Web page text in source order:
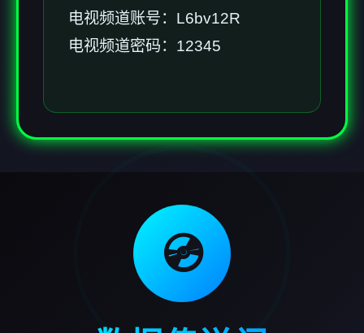
电视频道账号：L6bv12R
电视频道密码：12345
💿